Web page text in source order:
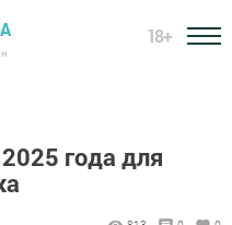
18+
года для